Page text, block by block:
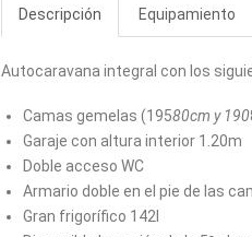
Descripción Equipamiento
Autocaravana integral con los
Camas gemelas (19580cm y 190
Garaje con altura interior 1.20m
Doble acceso WC
Armario doble en el pie de las
Gran frigorífico 142l